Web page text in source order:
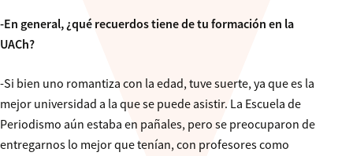
-En general, ¿qué recuerdos tiene de tu formación en la
UACh?
-Si bien uno romantiza con la edad, tuve suerte, ya que es la
mejor universidad a la que se puede asistir. La Escuela de
Periodismo aún estaba en pañales, pero se preocuparon de
entregarnos lo mejor que tenían, con profesores como